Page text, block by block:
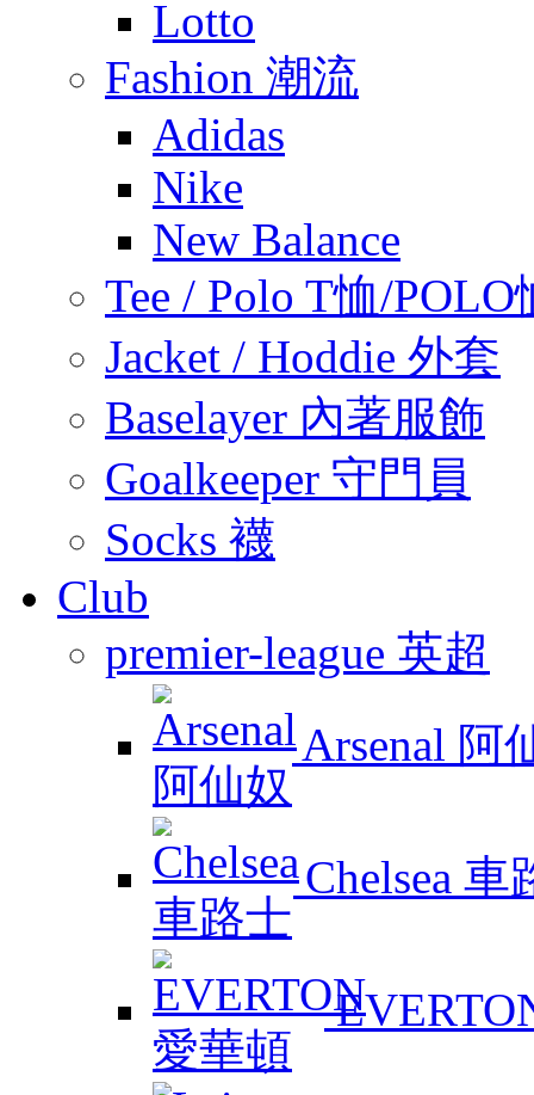
Lotto
Fashion 潮流
Adidas
Nike
New Balance
Tee / Polo T恤/POLO
Jacket / Hoddie 外套
Baselayer 內著服飾
Goalkeeper 守門員
Socks 襪
Club
premier-league 英超
Arsenal 阿
Chelsea 車